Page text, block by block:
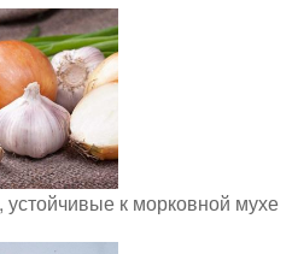
к морковной мухе